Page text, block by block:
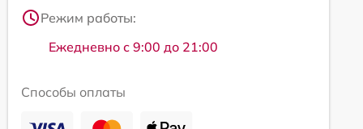
Режим работы:
Ежедневно с 9:00 до 21:00
Способы оплаты